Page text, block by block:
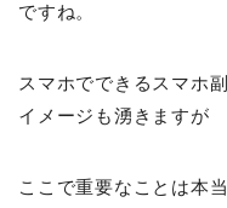
ですね。
スマホでできるスマホ
イメージも湧きますが
ここで重要なことは本